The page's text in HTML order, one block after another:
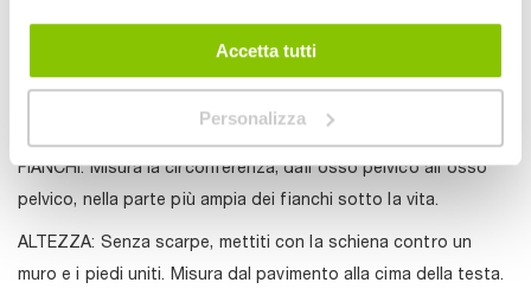
Accetta tutti
Personalizza
passare il metro sulla linea di cintura tra le costole e il bacino
appena sopra le ossa dei fianchi. Effettuare la misurazione in
posizione eretta e respirare normalmente con l'addome
FIANCHI: Misura la circonferenza, dall'osso pelvico all'osso
pelvico, nella parte più ampia dei fianchi sotto la vita.
ALTEZZA: Senza scarpe, mettiti con la schiena contro un
muro e i piedi uniti. Misura dal pavimento alla cima della testa.